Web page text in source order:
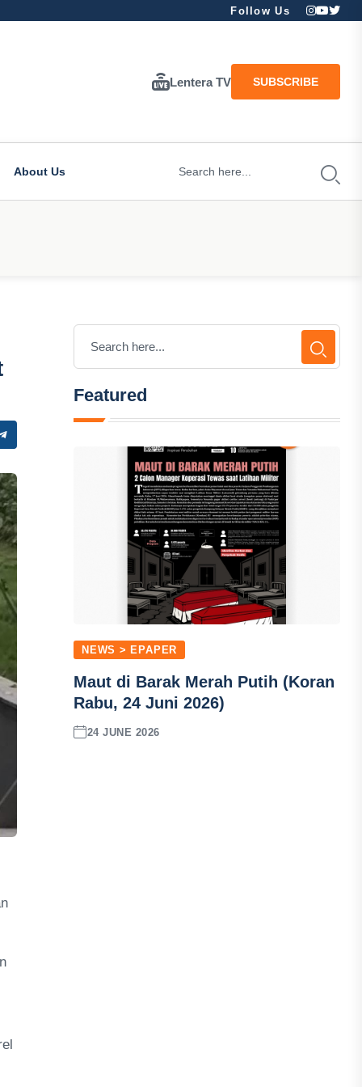
Follow Us
Lentera TV SUBSCRIBE
About Us
Featured
NEWS > EPAPER
Maut di Barak Merah Putih (Koran
Rabu, 24 Juni 2026)
24 JUNE 2026